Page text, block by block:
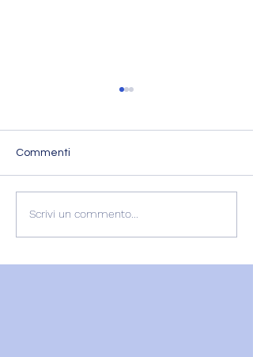
L'ESPERIENZA DI
Commenti
Scrivi un commento...